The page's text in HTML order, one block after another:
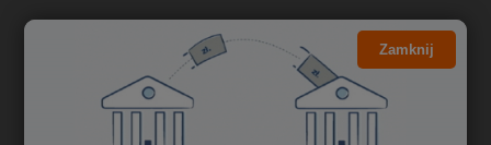
nzk1902187
zapytaj o produkt
poleć znajomemu
Zamknij